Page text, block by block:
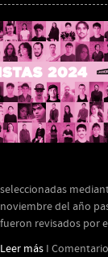
seleccionadas
noviembre del año
fueron revisados por
Leer más I